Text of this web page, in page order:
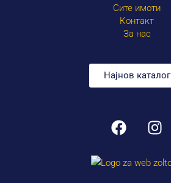
Сите имоти
Контакт
За нас
Најнов каталог